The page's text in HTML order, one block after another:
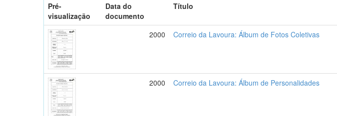
Pré-
visualização
Data do
documento
Título
2000 Correio da Lavoura: Álbum de Fotos Coletivas
2000 Correio da Lavoura: Álbum de Personalidades